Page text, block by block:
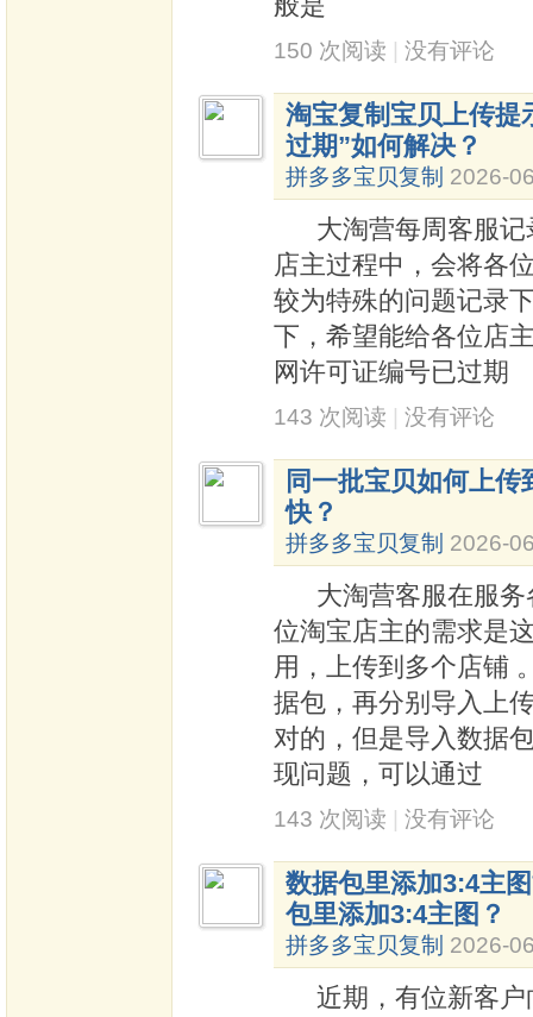
150 次阅读 没有评论
淘宝复制宝贝上传提
过期”如何解决？
拼多多宝贝复制 2026-
大淘营每周客服记
店主过程中，会将各
较为特殊的问题记录
下，希望能给各位
网许可证编号已过
143 次阅读 没有评论
同一批宝贝如何上
快？
拼多多宝贝复制 2026-
大淘营客服在服务
位淘宝店主的需求是
用，上传到多个店铺
据包，再分别导入
对的，但是导入数据
现问题，可以通过
143 次阅读 没有评论
数据包里添加3:4主
包里添加3:4主图？
拼多多宝贝复制 2026-
近期，有位新客户